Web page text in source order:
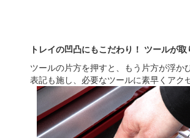
トレイの凹凸にもこだわり！ ツールが
ツールの片方を押すと、もう片方が浮
表記も施し、必要なツールに素早くアク